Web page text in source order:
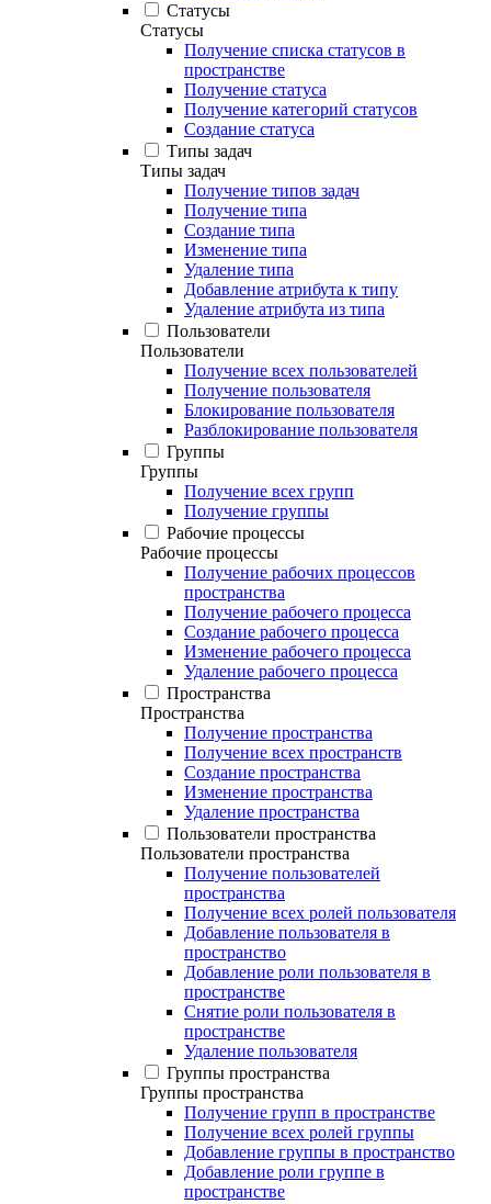
Статусы
Статусы
Получение списка статусов в
пространстве
Получение статуса
Получение категорий статусов
Создание статуса
Типы задач
Типы задач
Получение типов задач
Получение типа
Создание типа
Изменение типа
Удаление типа
Добавление атрибута к типу
Удаление атрибута из типа
Пользователи
Пользователи
Получение всех пользователей
Получение пользователя
Блокирование пользователя
Разблокирование пользователя
Группы
Группы
Получение всех групп
Получение группы
Рабочие процессы
Рабочие процессы
Получение рабочих процессов
пространства
Получение рабочего процесса
Создание рабочего процесса
Изменение рабочего процесса
Удаление рабочего процесса
Пространства
Пространства
Получение пространства
Получение всех пространств
Создание пространства
Изменение пространства
Удаление пространства
Пользователи пространства
Пользователи пространства
Получение пользователей
пространства
Получение всех ролей пользователя
Добавление пользователя в
пространство
Добавление роли пользователя в
пространстве
Снятие роли пользователя в
пространстве
Удаление пользователя
Группы пространства
Группы пространства
Получение групп в пространстве
Получение всех ролей группы
Добавление группы в пространство
Добавление роли группе в
пространстве